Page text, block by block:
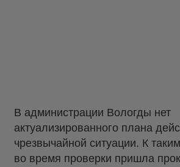
В администрации Вологды нет
актуализированного плана
чрезвычайной ситуации. К
во время проверки пришла